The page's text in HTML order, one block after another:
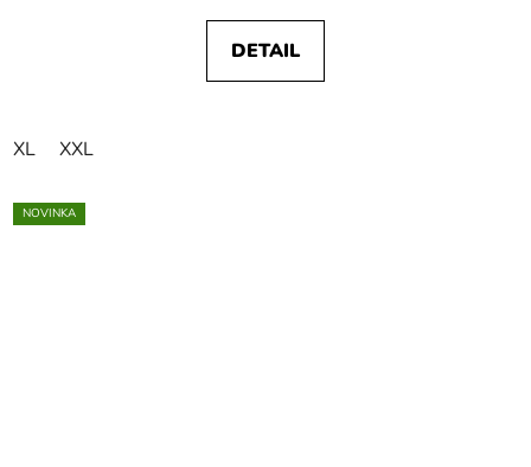
DETAIL
XL XXL
NOVINKA